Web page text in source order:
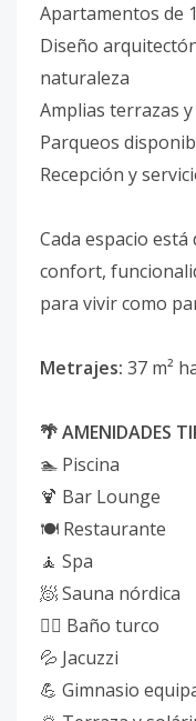
Apartamentos de
Diseño
naturaleza
Amplias terrazas
Parqueos
Recepción y
Cada espacio
confort,
para vivir como
Metrajes: 37 m²
🌴 AMENIDADES
🏊 Piscina
🍹 Bar Lounge
🍽️ Restaurante
🧘 Spa
🧖 Sauna nórdica
🧖‍♀️ Baño turco
💦 Jacuzzi
💪 Gimnasio